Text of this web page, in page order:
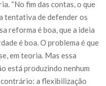
“No fim das contas, o que
tentativa de defender os
reforma é boa, que a ideia
é boa. O problema é que
em teoria. Mas essa
está produzindo nenhum
a flexibilização